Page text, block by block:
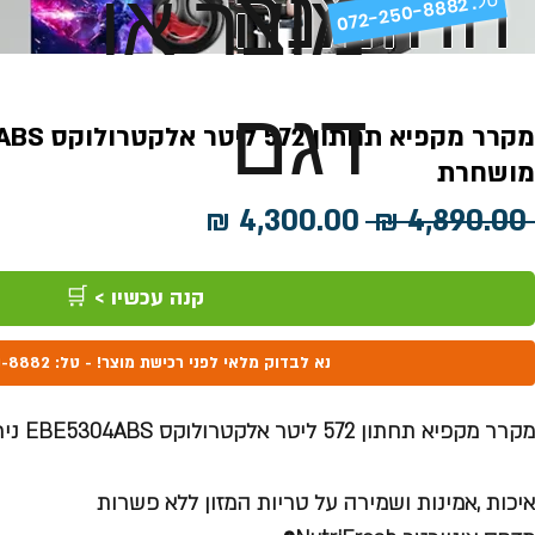
מוצר או
דגם
מושחרת
‏4,890.00 ‏₪
מחיר
רגיל
מבצע
קנה עכשיו > 🛒
נא לבדוק מלאי לפני רכישת מוצר! - טל: 072-250-8882
מקרר מקפיא תחתון 572 ליטר אלקטרולוקס EBE5304ABS נירוסטה מושחרת
איכות ,אמינות ושמירה על טריות המזון ללא פשרות
072-250-8882 .